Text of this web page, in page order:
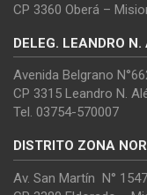
CP 3360 Oberá –
DELEG. LEANDRO N.
Avenida Belgrano
CP 3315 Leandro N.
Tel. 03754-570007
DISTRITO ZONA
Av. San Martín N°